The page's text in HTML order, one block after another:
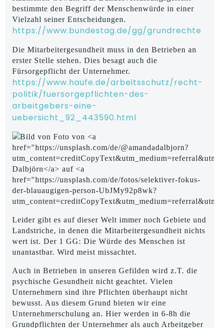
bestimmte den Begriff der Menschenwürde in einer
Vielzahl seiner Entscheidungen.
https://www.bundestag.de/gg/grundrechte
Die Mitarbeitergesundheit muss in den Betrieben an
erster Stelle stehen. Dies besagt auch die
Fürsorgepflicht der Unternehmer.
https://www.haufe.de/arbeitsschutz/recht-
politik/fuersorgepflichten-des-
arbeitgebers-eine-
uebersicht_92_443590.html
Leider gibt es auf dieser Welt immer noch Gebiete und
Landstriche, in denen die Mitarbeitergesundheit nichts
wert ist. Der 1 GG: Die Würde des Menschen ist
unantastbar. Wird meist missachtet.
Auch in Betrieben in unseren Gefilden wird z.T. die
psychische Gesundheit nicht geachtet. Vielen
Unternehmern sind ihre Pflichten überhaupt nicht
bewusst. Aus diesem Grund bieten wir eine
Unternehmerschulung an. Hier werden in 6-8h die
Grundpflichten der Unternehmer als auch Arbeitgeber